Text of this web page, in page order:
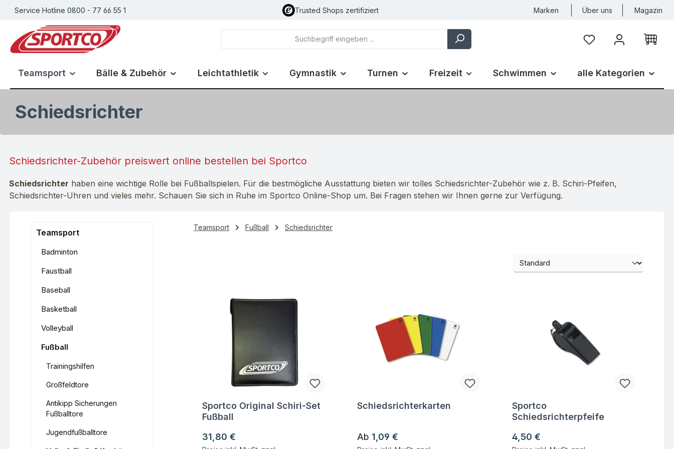
Hauptinhalt springen
Zur Suche springen
Zur Hauptnavigation springen
Service Hotline 0800 - 77 66 55 1 Trusted Shops zertifiziert Marken Über uns Magazin
Du hast 0 Produkte
Teamsport Bälle & Zubehör Leichtathletik Gymnastik Turnen Freizeit Schwimmen alle Kategorien
Schiedsrichter
Schiedsrichter-Zubehör preiswert online bestellen bei Sportco
Schiedsrichter haben eine wichtige Rolle bei Fußballspielen. Für die bestmögliche Ausstattung bieten wir tolles Schiedsrichter-Zubehör wie z. B. Schiri-Pfeifen,
Schiedsrichter-Uhren und vieles mehr. Schauen Sie sich in Ruhe im Sportco Online-Shop um. Bei Fragen stehen wir Ihnen gerne zur Verfügung.
Teamsport
Badminton
Faustball
Baseball
Basketball
Volleyball
Fußball
Trainingshilfen
Großfeldtore
Antikipp Sicherungen
Fußballtore
Jugendfußballtore
Teamsport Fußball Schiedsrichter
Fragen zum Artikel
Sportco Original Schiri-Set
Fußball
Regulärer Preis:
31,80 €
Fragen zum Artikel
Schiedsrichterkarten
Regulärer Preis:
Ab 1,09 €
Fragen zum Artikel
Sportco
Schiedsrichterpfeife
Regulärer Preis:
4,50 €